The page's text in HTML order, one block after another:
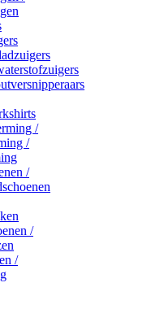
/
/
/
/
/